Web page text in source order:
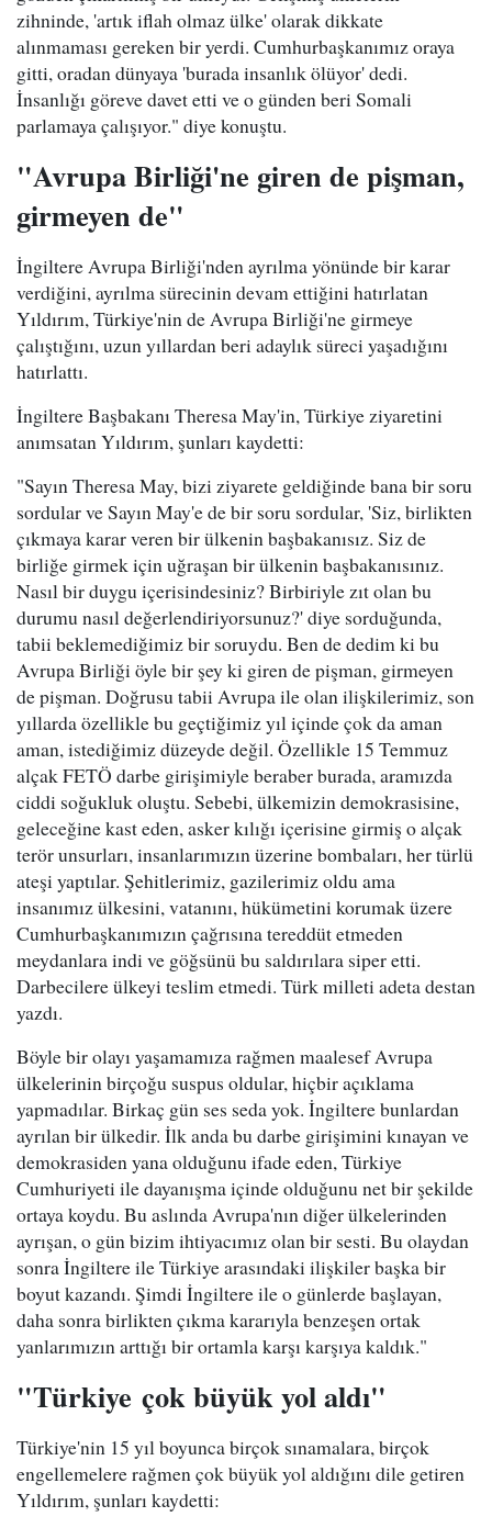
zihninde, 'artık iflah olmaz ülke' olarak dikkate
alınmaması gereken bir yerdi. Cumhurbaşkanımız oraya
gitti, oradan dünyaya 'burada insanlık ölüyor' dedi.
İnsanlığı göreve davet etti ve o günden beri Somali
parlamaya çalışıyor." diye konuştu.
"Avrupa Birliği'ne giren de pişman,
girmeyen de"
İngiltere Avrupa Birliği'nden ayrılma yönünde bir karar
verdiğini, ayrılma sürecinin devam ettiğini hatırlatan
Yıldırım, Türkiye'nin de Avrupa Birliği'ne girmeye
çalıştığını, uzun yıllardan beri adaylık süreci yaşadığını
hatırlattı.
İngiltere Başbakanı Theresa May'in, Türkiye ziyaretini
anımsatan Yıldırım, şunları kaydetti:
"Sayın Theresa May, bizi ziyarete geldiğinde bana bir soru
sordular ve Sayın May'e de bir soru sordular, 'Siz, birlikten
çıkmaya karar veren bir ülkenin başbakanısız. Siz de
birliğe girmek için uğraşan bir ülkenin başbakanısınız.
Nasıl bir duygu içerisindesiniz? Birbiriyle zıt olan bu
durumu nasıl değerlendiriyorsunuz?' diye sorduğunda,
tabii beklemediğimiz bir soruydu. Ben de dedim ki bu
Avrupa Birliği öyle bir şey ki giren de pişman, girmeyen
de pişman. Doğrusu tabii Avrupa ile olan ilişkilerimiz, son
yıllarda özellikle bu geçtiğimiz yıl içinde çok da aman
aman, istediğimiz düzeyde değil. Özellikle 15 Temmuz
alçak FETÖ darbe girişimiyle beraber burada, aramızda
ciddi soğukluk oluştu. Sebebi, ülkemizin demokrasisine,
geleceğine kast eden, asker kılığı içerisine girmiş o alçak
terör unsurları, insanlarımızın üzerine bombaları, her türlü
ateşi yaptılar. Şehitlerimiz, gazilerimiz oldu ama
insanımız ülkesini, vatanını, hükümetini korumak üzere
Cumhurbaşkanımızın çağrısına tereddüt etmeden
meydanlara indi ve göğsünü bu saldırılara siper etti.
Darbecilere ülkeyi teslim etmedi. Türk milleti adeta destan
yazdı.
Böyle bir olayı yaşamamıza rağmen maalesef Avrupa
ülkelerinin birçoğu suspus oldular, hiçbir açıklama
yapmadılar. Birkaç gün ses seda yok. İngiltere bunlardan
ayrılan bir ülkedir. İlk anda bu darbe girişimini kınayan ve
demokrasiden yana olduğunu ifade eden, Türkiye
Cumhuriyeti ile dayanışma içinde olduğunu net bir şekilde
ortaya koydu. Bu aslında Avrupa'nın diğer ülkelerinden
ayrışan, o gün bizim ihtiyacımız olan bir sesti. Bu olaydan
sonra İngiltere ile Türkiye arasındaki ilişkiler başka bir
boyut kazandı. Şimdi İngiltere ile o günlerde başlayan,
daha sonra birlikten çıkma kararıyla benzeşen ortak
yanlarımızın arttığı bir ortamla karşı karşıya kaldık."
"Türkiye çok büyük yol aldı"
Türkiye'nin 15 yıl boyunca birçok sınamalara, birçok
engellemelere rağmen çok büyük yol aldığını dile getiren
Yıldırım, şunları kaydetti: